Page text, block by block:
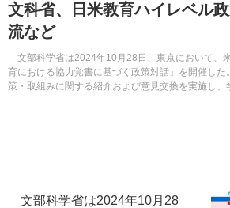
文科省、日米教育ハイレベル
流など
文部科学省は2024年10月28日、東京において、
育における協力覚書に基づく政策対話」を開催した
策・取組みに関する紹介および意見交換を実施し、
文部科学省は2024年10月28